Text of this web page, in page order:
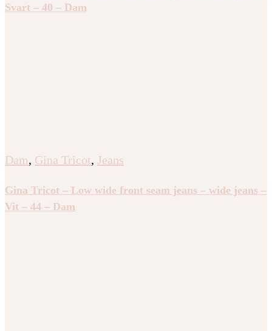
Svart – 40 – Dam
Dam, Gina Tricot, Jeans
Gina Tricot – Low wide front seam jeans – wide jeans –
Vit – 44 – Dam